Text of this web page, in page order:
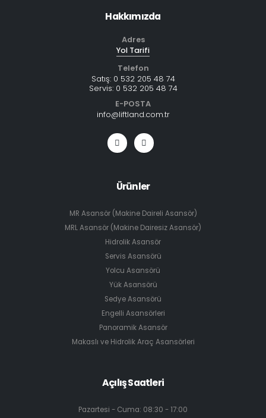
Hakkımızda
Adres
Yol Tarifi
Telefon
Satış: 0 532 205 48 74
Servis: 0 532 205 48 74
E-POSTA
info@liftland.com.tr
Ürünler
MR Asansör (Makine Daireli Asansör)
MRL Asansör (Makine Dairesiz Asansör)
Hidrolik Asansör
Servis Asansörü
Yolcu Asansörü
Yük Asansörü
Sedye Asansörü
Engelli Asansörleri
Panoramik Asansör
Makaslı ve Hidrolik Araç Asansörleri
Açılış Saatleri
Pazartesi - Cuma: 08:30 - 17:00